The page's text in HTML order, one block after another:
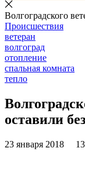
Волгоградского
Происшествия
ветеран
волгоград
отопление
спальная комната
тепло
оставили
23 января 2018